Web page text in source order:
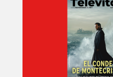
SERIES
TECNOVITOS